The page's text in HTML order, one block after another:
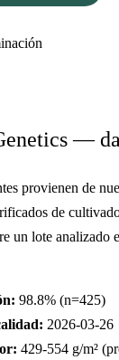
—
provienen de
de
un lote analizado
98.8% (n=425)
2026-03-26
429-554 g/m²